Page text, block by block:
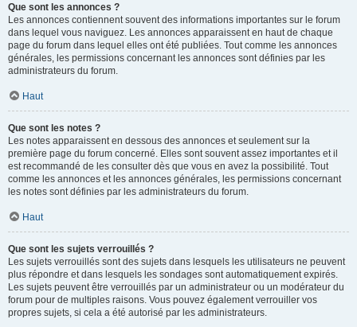
Que sont les annonces ?
Les annonces contiennent souvent des informations importantes sur le forum
dans lequel vous naviguez. Les annonces apparaissent en haut de chaque
page du forum dans lequel elles ont été publiées. Tout comme les annonces
générales, les permissions concernant les annonces sont définies par les
administrateurs du forum.
Haut
Que sont les notes ?
Les notes apparaissent en dessous des annonces et seulement sur la
première page du forum concerné. Elles sont souvent assez importantes et il
est recommandé de les consulter dès que vous en avez la possibilité. Tout
comme les annonces et les annonces générales, les permissions concernant
les notes sont définies par les administrateurs du forum.
Haut
Que sont les sujets verrouillés ?
Les sujets verrouillés sont des sujets dans lesquels les utilisateurs ne peuvent
plus répondre et dans lesquels les sondages sont automatiquement expirés.
Les sujets peuvent être verrouillés par un administrateur ou un modérateur du
forum pour de multiples raisons. Vous pouvez également verrouiller vos
propres sujets, si cela a été autorisé par les administrateurs.